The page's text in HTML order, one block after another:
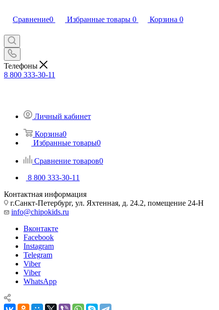
Сравнение0 Избранные товары 0 Корзина 0
Телефоны
8 800 333-30-11
Личный кабинет
Корзина0
Избранные товары0
Сравнение товаров0
8 800 333-30-11
Контактная информация
г.Санкт-Петербург, ул. Яхтенная, д. 24.2, помещение 24-Н
info@chipokids.ru
Вконтакте
Facebook
Instagram
Telegram
Viber
Viber
WhatsApp